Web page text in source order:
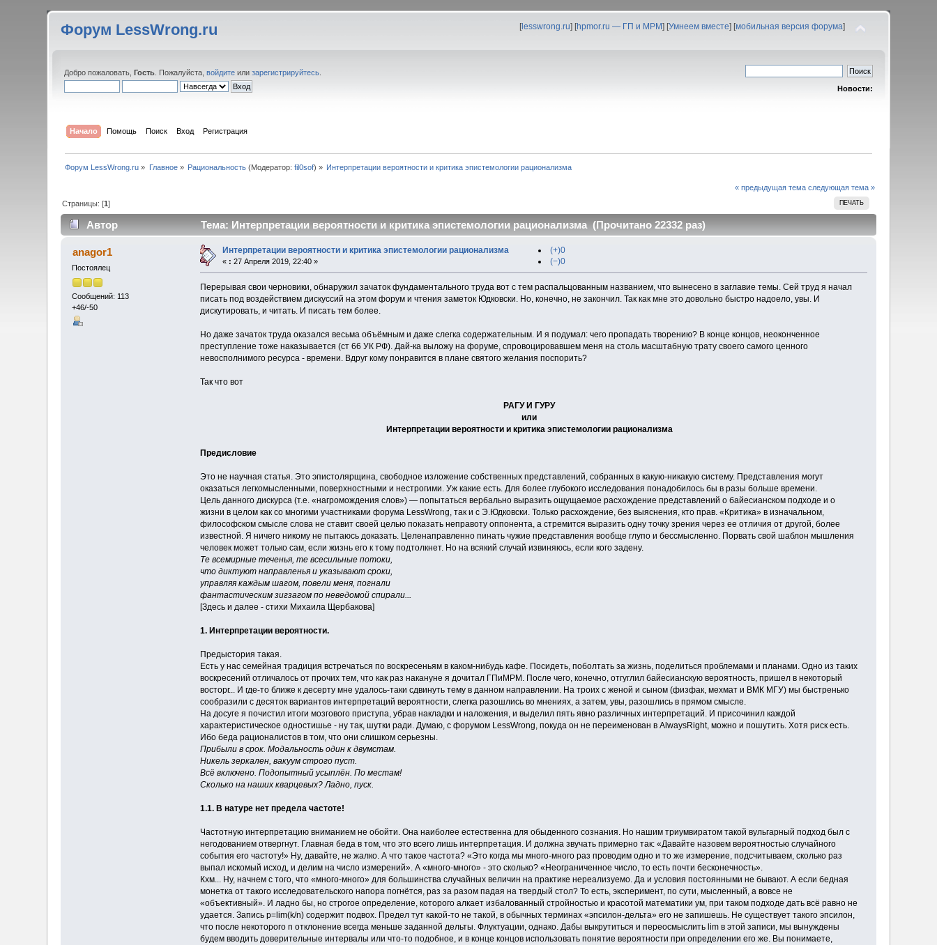
Форум LessWrong.ru [lesswrong.ru] [hpmor.ru — ГП и МРМ] [Умнеем вместе] [мобильная версия форума]
Добро пожаловать,Гость . Пожалуйста,войдите илизарегистрируйтесь
Новости:
Начало Помощь Поиск Вход Регистрация
Форум LessWrong.ru » Главное» Рациональность (Модератор:fil0sof) » Интерпретации вероятности и критика эпистемологии рационализма
« предыдущая тема следующая тема »
ПЕЧАТЬ
Страницы: [1]
Автор Тема: Интерпретации вероятности и критика эпистемологии рационализма (Прочитано 22332 раз)
anagor1
Постоялец
Сообщений: 113
+46/-50
Интерпретации вероятности и критика эпистемологии рационализма
« : 27 Апреля 2019, 22:40 »
(+)0
(−)0
Перерывая свои черновики, обнаружил зачаток фундаментального труда вот с тем распальцованным названием, что вынесено в заглавие темы. Сей труд я начал
писать под воздействием дискуссий на этом форум и чтения заметок Юдковски. Но, конечно, не закончил. Так как мне это довольно быстро надоело, увы. И
дискутировать, и читать. И писать тем более.
Но даже зачаток труда оказался весьма объёмным и даже слегка содержательным. И я подумал: чего пропадать творению? В конце концов, неоконченное
преступление тоже наказывается (ст 66 УК РФ). Дай-ка выложу на форуме, спровоцировавшем меня на столь масштабную трату своего самого ценного
невосполнимого ресурса - времени. Вдруг кому понравится в плане святого желания поспорить?
Так что вот
РАГУ И ГУРУ
или
Интерпретации вероятности и критика эпистемологии рационализма
Предисловие
Это не научная статья. Это эпистолярщина, свободное изложение собственных представлений, собранных в какую-никакую систему. Представления могут
оказаться легкомысленными, поверхностными и нестрогими. Уж какие есть. Для более глубокого исследования понадобилось бы в разы больше времени.
Цель данного дискурса (т.е. «нагромождения слов») — попытаться вербально выразить ощущаемое расхождение представлений о байесианском подходе и о
жизни в целом как со многими участниками форума LessWrong, так и с Э.Юдковски. Только расхождение, без выяснения, кто прав. «Критика» в изначальном,
философском смысле слова не ставит своей целью показать неправоту оппонента, а стремится выразить одну точку зрения через ее отличия от другой, более
известной. Я ничего никому не пытаюсь доказать. Целенаправленно пинать чужие представления вообще глупо и бессмысленно. Порвать свой шаблон мышления
человек может только сам, если жизнь его к тому подтолкнет. Но на всякий случай извиняюсь, если кого задену.
Те всемирные теченья, те всесильные потоки,
что диктуют направленья и указывают сроки,
управляя каждым шагом, повели меня, погнали
фантастическим зигзагом по неведомой спирали...
[Здесь и далее - стихи Михаила Щербакова]
1. Интерпретации вероятности.
Предыстория такая.
Есть у нас семейная традиция встречаться по воскресеньям в каком-нибудь кафе. Посидеть, поболтать за жизнь, поделиться проблемами и планами. Одно из таких
воскресений отличалось от прочих тем, что как раз накануне я дочитал ГПиМРМ. После чего, конечно, отгуглил байесианскую вероятность, пришел в некоторый
восторг... И где-то ближе к десерту мне удалось-таки сдвинуть тему в данном направлении. На троих с женой и сыном (физфак, мехмат и ВМК МГУ) мы быстренько
сообразили с десяток вариантов интерпретаций вероятности, слегка разошлись во мнениях, а затем, увы, разошлись в прямом смысле.
На досуге я почистил итоги мозгового приступа, убрав накладки и наложения, и выделил пять явно различных интерпретаций. И присочинил каждой
характеристическое одностишье - ну так, шутки ради. Думаю, с форумом LessWrong, покуда он не переименован в AlwaysRight, можно и пошутить. Хотя риск есть.
Ибо беда рационалистов в том, что они слишком серьезны.
Прибыли в срок. Модальность один к двумстам.
Никель зеркален, вакуум строго пуст.
Всё включено. Подопытный усыплён. По местам!
Сколько на наших кварцевых? Ладно, пуск.
1.1. В натуре нет предела частоте!
Частотную интерпретацию вниманием не обойти. Она наиболее естественна для обыденного сознания. Но нашим триумвиратом такой вульгарный подход был с
негодованием отвергнут. Главная беда в том, что это всего лишь интерпретация. И должна звучать примерно так: «Давайте назовем вероятностью случайного
события его частоту!» Ну, давайте, не жалко. А что такое частота? «Это когда мы много-много раз проводим одно и то же измерение, подсчитываем, сколько раз
выпал искомый исход, и делим на число измерений». А «много-много» - это сколько? «Неограниченное число, то есть почти бесконечность».
Кхм... Ну, начнем с того, что «много-много» для большинства случайных величин на практике нереализуемо. Да и условия постоянными не бывают. А если бедная
монетка от такого исследовательского напора погнётся, раз за разом падая на твердый стол? То есть, эксперимент, по сути, мысленный, а вовсе не
«объективный». И ладно бы, но строгое определение, которого алкает избалованный стройностью и красотой математики ум, при таком подходе дать всё равно не
удается. Запись p=lim(k/n) содержит подвох. Предел тут какой-то не такой, в обычных терминах «эпсилон-дельта» его не запишешь. Не существует такого эпсилон,
что после некоторого n отклонение всегда меньше заданной дельты. Флуктуации, однако. Дабы выкрутиться и переосмыслить lim в этой записи, мы вынуждены
будем вводить доверительные интервалы или что-то подобное, и в конце концов использовать понятие вероятности при определении его же. Вы понимаете,